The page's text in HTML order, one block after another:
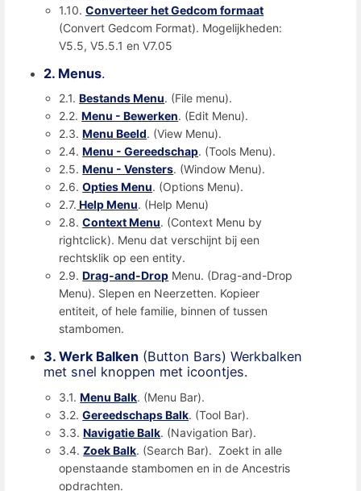
1.10.Converteer het Gedcom formaat
(Convert Gedcom Format). Mogelijkheden:
V5.5, V5.5.1 en V7.05
2. Menus.
2.1.Bestands Menu. (File menu).
2.2.Menu - Bewerken. (Edit Menu).
2.3.Menu Beeld. (View Menu).
2.4.Menu - Gereedschap. (Tools Menu).
2.5.Menu - Vensters. (Window Menu).
2.6.Opties Menu. (Options Menu).
2.7. Help Menu. (Help Menu)
2.8.Context Menu. (Context Menu by
rightclick). Menu dat verschijnt bij een
rechtsklik op een entity.
2.9.Drag-and-Drop Menu. (Drag-and-Drop
Menu). Slepen en Neerzetten. Kopieer
entiteit, of hele familie, binnen of tussen
stambomen.
3. Werk Balken (Button Bars) Werkbalken
met snel knoppen met icoontjes.
3.1.Menu Balk. (Menu Bar).
3.2.Gereedschaps Balk. (Tool Bar).
3.3.Navigatie Balk. (Navigation Bar).
3.4.Zoek Balk. (Search Bar). Zoekt in alle
openstaande stambomen en in de Ancestris
opdrachten.